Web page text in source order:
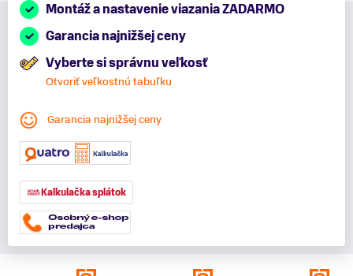
Montáž a nastavenie viazania ZADARMO
Garancia najnižšej ceny
Vyberte si správnu veľkosť
Otvoriť veľkostnú tabuľku
Garancia najnižšej ceny
Kalkulačka splátok